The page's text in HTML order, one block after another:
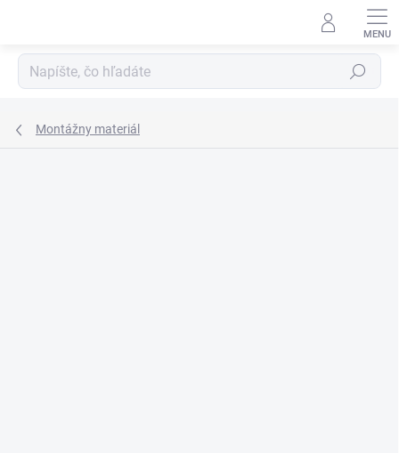
Hľadať
Montážny materiál